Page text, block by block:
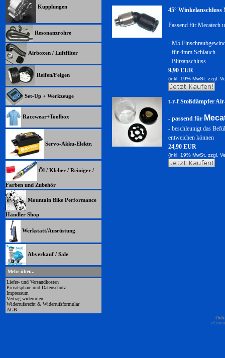
Kupplungen
Resonanzrohre
Airboxen / Luftfilter
Reifen/Felgen
Set-Up + Werkzeuge
Racewear+Toolbox
Servo-Akku-Elektr.
Öl / Kleber / Reiniger /
Farben und Zubehör
Mountain Bike Performance
Händler Shop
Werkstatt/Ausrüstung
Abverkauf / Sale
Mehr über...
Liefer- und Versandkosten
Privatsphäre und Datenschutz
Impressum
Vertrag widerrufen
Widerrufsrecht & Widerrufsformular
AGB
45°
Passend für Mecatech
- M5
- für 4mm Schlauch
- Blitzanschluss
9,90 EUR
(inkl. 19% MwSt. zzgl.
t-r-f Stoßdämpfer
- passend für
- beschleunigt das
entweichen können
24,90 EUR
(inkl. 19% MwSt. zzgl.